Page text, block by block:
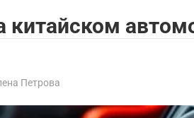
китайском
Петрова